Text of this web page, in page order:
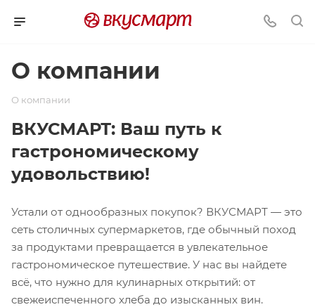
О компании
О компании
ВКУСМАРТ: Ваш путь к
гастрономическому
удовольствию!
Устали от однообразных покупок? ВКУСМАРТ — это
сеть столичных супермаркетов, где обычный поход
за продуктами превращается в увлекательное
гастрономическое путешествие. У нас вы найдете
всё, что нужно для кулинарных открытий: от
свежеиспеченного хлеба до изысканных вин.